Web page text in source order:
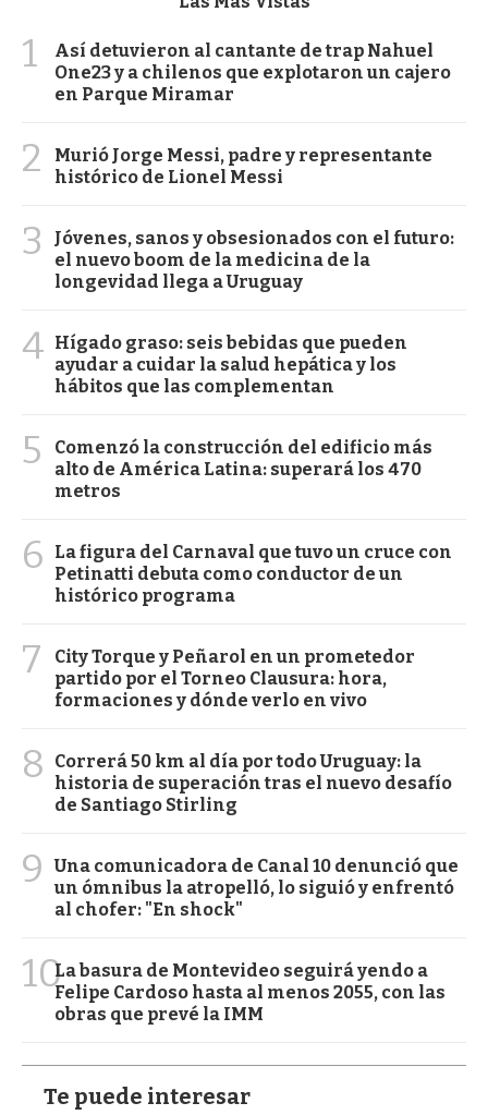
1
Así detuvieron al cantante de trap Nahuel
One23 y a chilenos que explotaron un cajero
en Parque Miramar
2
Murió Jorge Messi, padre y representante
histórico de Lionel Messi
3
Jóvenes, sanos y obsesionados con el futuro:
el nuevo boom de la medicina de la
longevidad llega a Uruguay
4 Hígado graso: seis bebidas que pueden
ayudar a cuidar la salud hepática y los
hábitos que las complementan
5
Comenzó la construcción del edificio más
alto de América Latina: superará los 470
metros
6
La figura del Carnaval que tuvo un cruce con
Petinatti debuta como conductor de un
histórico programa
7
City Torque y Peñarol en un prometedor
partido por el Torneo Clausura: hora,
formaciones y dónde verlo en vivo
8
Correrá 50 km al día por todo Uruguay: la
historia de superación tras el nuevo desafío
de Santiago Stirling
9
Una comunicadora de Canal 10 denunció que
un ómnibus la atropelló, lo siguió y enfrentó
al chofer: "En shock"
10La basura de Montevideo seguirá yendo a
Felipe Cardoso hasta al menos 2055, con las
obras que prevé la IMM
Te puede interesar